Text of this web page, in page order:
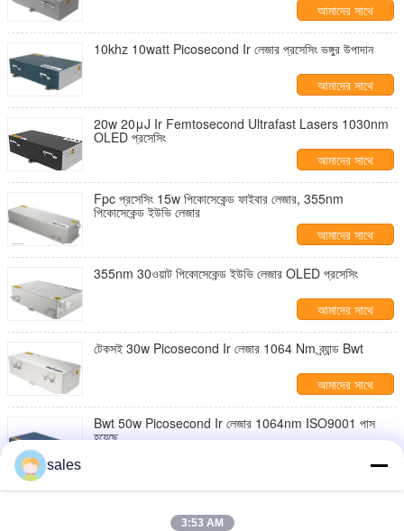
আমাদের সাথে
যোগাযোগ করুন
10khz 10watt Picosecond Ir লেজার প্রসেসিং ভঙ্গুর উপাদান
আমাদের সাথে
যোগাযোগ করুন
20w 20μJ Ir Femtosecond Ultrafast Lasers 1030nm
OLED প্রসেসিং
আমাদের সাথে
যোগাযোগ করুন
Fpc প্রসেসিং 15w পিকোসেকেন্ড ফাইবার লেজার, 355nm
পিকোসেকেন্ড ইউভি লেজার
আমাদের সাথে
যোগাযোগ করুন
355nm 30ওয়াট পিকোসেকেন্ড ইউভি লেজার OLED প্রসেসিং
আমাদের সাথে
যোগাযোগ করুন
টেকসই 30w Picosecond Ir লেজার 1064 Nm ব্র্যান্ড Bwt
আমাদের সাথে
যোগাযোগ করুন
Bwt 50w Picosecond Ir লেজার 1064nm ISO9001 পাস
হয়েছে
sales
3:53 AM